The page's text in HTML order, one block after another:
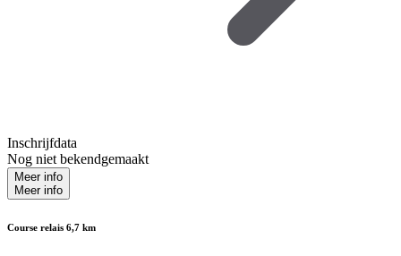
Inschrijfdata
Nog niet bekendgemaakt
Meer info
Meer info
Course relais 6,7 km